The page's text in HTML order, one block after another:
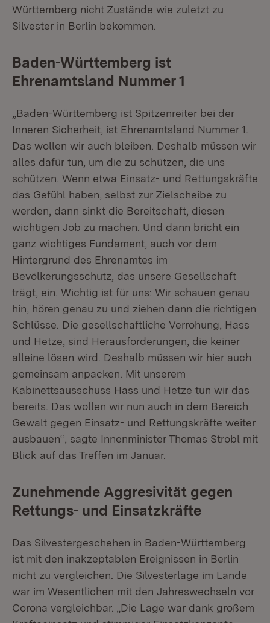
Württemberg nicht Zustände wie zuletzt zu
Silvester in Berlin bekommen.
Baden-Württemberg ist
Ehrenamtsland Nummer 1
„Baden-Württemberg ist Spitzenreiter bei der
Inneren Sicherheit, ist Ehrenamtsland Nummer 1.
Das wollen wir auch bleiben. Deshalb müssen wir
alles dafür tun, um die zu schützen, die uns
schützen. Wenn etwa Einsatz- und Rettungskräfte
das Gefühl haben, selbst zur Zielscheibe zu
werden, dann sinkt die Bereitschaft, diesen
wichtigen Job zu machen. Und dann bricht ein
ganz wichtiges Fundament, auch vor dem
Hintergrund des Ehrenamtes im
Bevölkerungsschutz, das unsere Gesellschaft
trägt, ein. Wichtig ist für uns: Wir schauen genau
hin, hören genau zu und ziehen dann die richtigen
Schlüsse. Die gesellschaftliche Verrohung, Hass
und Hetze, sind Herausforderungen, die keiner
alleine lösen wird. Deshalb müssen wir hier auch
gemeinsam anpacken. Mit unserem
Kabinettsausschuss Hass und Hetze tun wir das
bereits. Das wollen wir nun auch in dem Bereich
Gewalt gegen Einsatz- und Rettungskräfte weiter
ausbauen“, sagte Innenminister Thomas Strobl mit
Blick auf das Treffen im Januar.
Zunehmende Aggresivität gegen
Rettungs- und Einsatzkräfte
Das Silvestergeschehen in Baden-Württemberg
ist mit den inakzeptablen Ereignissen in Berlin
nicht zu vergleichen. Die Silvesterlage im Lande
war im Wesentlichen mit den Jahreswechseln vor
Corona vergleichbar. „Die Lage war dank großem